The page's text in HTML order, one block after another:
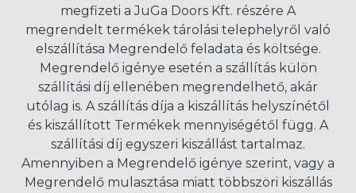
megfizeti a JuGa Doors Kft. részére A
megrendelt termékek tárolási telephelyről való
elszállítása Megrendelő feladata és költsége.
Megrendelő igénye esetén a szállítás külön
szállítási díj ellenében megrendelhető, akár
utólag is. A szállítás díja a kiszállítás helyszínétől
és kiszállított Termékek mennyiségétől függ. A
szállítási díj egyszeri kiszállást tartalmaz.
Amennyiben a Megrendelő igénye szerint, vagy a
Megrendelő mulasztása miatt többszöri kiszállás